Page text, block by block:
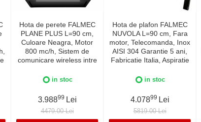
Hota de perete FALMEC
PLANE PLUS L=90 cm,
Culoare Neagra, Motor
800 mc/h, Sistem de
comunicare wireless intre
Aspiratie perimetrala,
Dynamic Control
electronic, Fabricatie
Italia, Garantie 5 ani
in stoc
3.98899 Lei
4479.00 Lei
Hota de plafon FALMEC
NUVOLA L=90 cm, Fara
motor, Telecomanda, Inox
AISI 304 Garantie 5 ani,
Fabricatie Italia, Aspiratie
in stoc
4.07899 Lei
5819.00 Lei